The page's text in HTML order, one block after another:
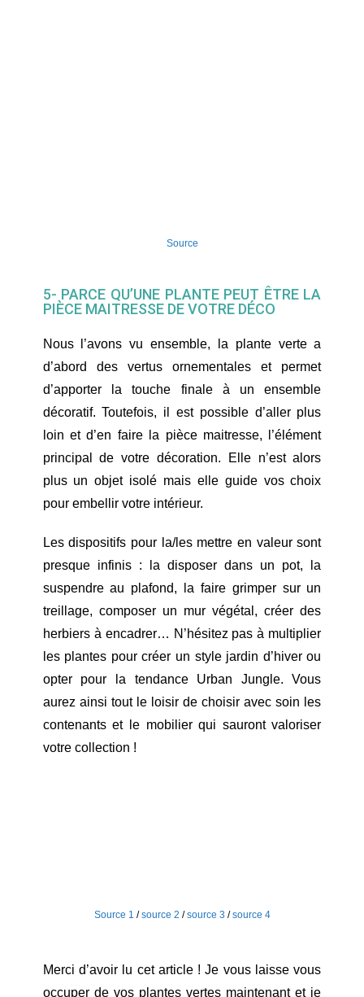
Source
5- PARCE QU’UNE PLANTE PEUT ÊTRE LA
PIÈCE MAITRESSE DE VOTRE DÉCO
Nous l’avons vu ensemble, la plante verte a
d’abord des vertus ornementales et permet
d’apporter la touche finale à un ensemble
décoratif. Toutefois, il est possible d’aller plus
loin et d’en faire la pièce maitresse, l’élément
principal de votre décoration. Elle n’est alors
plus un objet isolé mais elle guide vos choix
pour embellir votre intérieur.
Les dispositifs pour la/les mettre en valeur sont
presque infinis : la disposer dans un pot, la
suspendre au plafond, la faire grimper sur un
treillage, composer un mur végétal, créer des
herbiers à encadrer… N’hésitez pas à multiplier
les plantes pour créer un style jardin d’hiver ou
opter pour la tendance Urban Jungle. Vous
aurez ainsi tout le loisir de choisir avec soin les
contenants et le mobilier qui sauront valoriser
votre collection !
Source 1 /source 2 /source 3 /source 4
Merci d’avoir lu cet article ! Je vous laisse vous
occuper de vos plantes vertes maintenant et je